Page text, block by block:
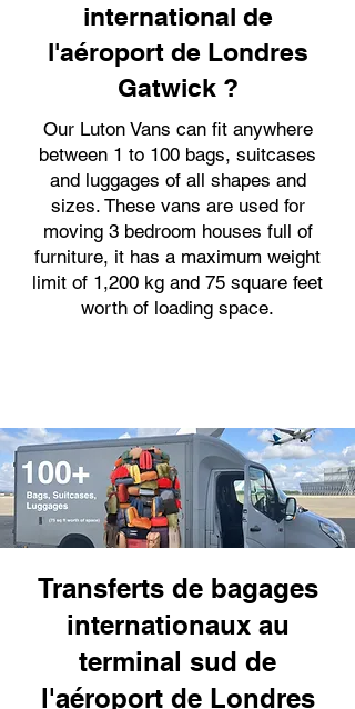
international de
l'aéroport de Londres
Gatwick ?
Our Luton Vans can fit anywhere
between 1 to 100 bags, suitcases
and luggages of all shapes and
sizes. These vans are used for
moving 3 bedroom houses full of
furniture, it has a maximum weight
limit of 1,200 kg and 75 square feet
worth of loading space.
Transferts de bagages
internationaux au
terminal sud de
l'aéroport de Londres